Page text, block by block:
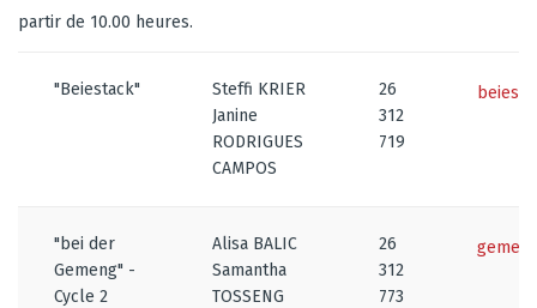
partir de 10.00 heures.
"Beiestack"
Steffi KRIER
Janine
RODRIGUES
CAMPOS
26
312
719
"bei der
Gemeng" -
Cycle 2
Alisa BALIC
Samantha
TOSSENG
26
312
773